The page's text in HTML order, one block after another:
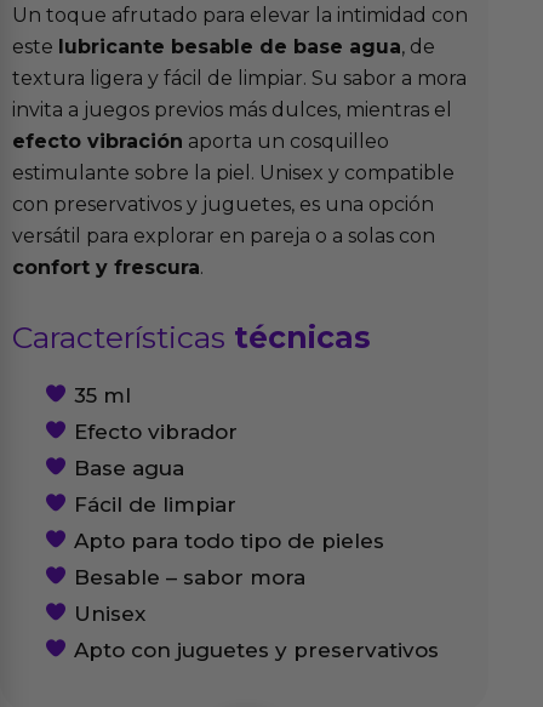
Un toque afrutado para elevar la intimidad con
este lubricante besable de base agua, de
textura ligera y fácil de limpiar. Su sabor a mora
invita a juegos previos más dulces, mientras el
efecto vibración aporta un cosquilleo
estimulante sobre la piel. Unisex y compatible
con preservativos y juguetes, es una opción
versátil para explorar en pareja o a solas con
confort y frescura.
Características técnicas
35 ml
Efecto vibrador
Base agua
Fácil de limpiar
Apto para todo tipo de pieles
Besable – sabor mora
Unisex
Apto con juguetes y preservativos